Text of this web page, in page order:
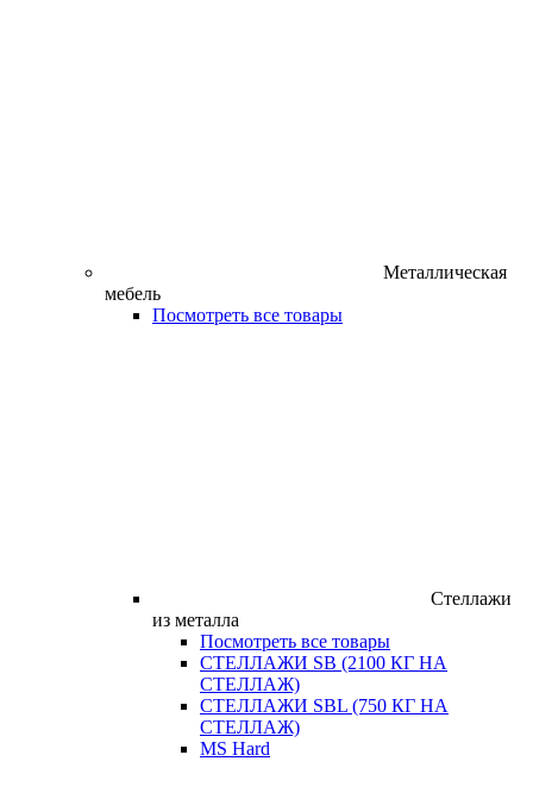
Металлическая
мебель
Посмотреть все товары
Стеллажи
из металла
Посмотреть все товары
СТЕЛЛАЖИ SB (2100 КГ НА
СТЕЛЛАЖ)
СТЕЛЛАЖИ SBL (750 КГ НА
СТЕЛЛАЖ)
MS Hard